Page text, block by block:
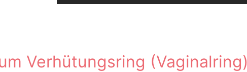
Verhütungsring (Vaginalring)